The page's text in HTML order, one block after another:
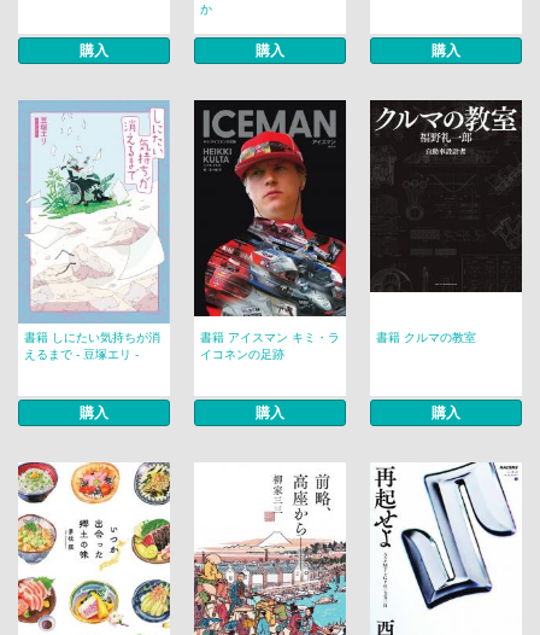
購入
か
購入 購入
書籍 しにたい気持ちが消
えるまで - 豆塚エリ -
購入
書籍 アイスマン キミ・ラ
イコネンの足跡
購入
書籍 クルマの教室
購入